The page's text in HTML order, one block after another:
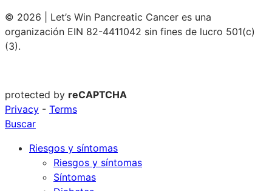
© 2026 | Let’s Win Pancreatic Cancer es una
organización EIN 82-4411042 sin fines de lucro 501(c)
(3).
protected by reCAPTCHA
Privacy - Terms
Buscar
Riesgos y síntomas
Riesgos y síntomas
Síntomas